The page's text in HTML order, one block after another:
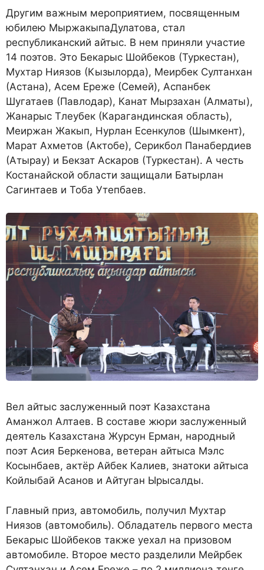
Другим важным мероприятием, посвященным
юбилею МыржакыпаДулатова, стал
республиканский айтыс. В нем приняли участие
14 поэтов. Это Бекарыс Шойбеков (Туркестан),
Мухтар Ниязов (Кызылорда), Меирбек Султанхан
(Астана), Асем Ереже (Семей), Аспанбек
Шугатаев (Павлодар), Канат Мырзахан (Алматы),
Жанарыс Тлеубек (Карагандинская область),
Меиржан Жакып, Нурлан Есенкулов (Шымкент),
Марат Ахметов (Актобе), Серикбол Панабердиев
(Атырау) и Бекзат Аскаров (Туркестан). А честь
Костанайской области защищали Батырлан
Сагинтаев и Тоба Утепбаев.
Вел айтыс заслуженный поэт Казахстана
Аманжол Алтаев. В составе жюри заслуженный
деятель Казахстана Журсун Ерман, народный
поэт Асия Беркенова, ветеран айтыса Мэлс
Косынбаев, актёр Айбек Калиев, знатоки айтыса
Койлыбай Асанов и Айтуган Ырысалды.
Главный приз, автомобиль, получил Мухтар
Ниязов (автомобиль). Обладатель первого места
Бекарыс Шойбеков также уехал на призовом
автомобиле. Второе место разделили Мейрбек